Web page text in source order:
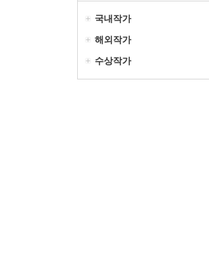
국내작가
해외작가
수상작가